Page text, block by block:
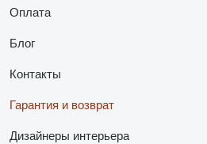
Оплата
Блог
Контакты
Гарантия и возврат
Дизайнеры интерьера